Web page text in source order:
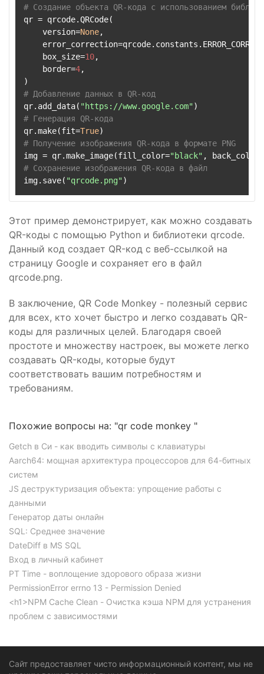
# Создание объекта QR-кода с использованием
qr = qrcode.QRCode(
    version=
None,
    box_size=
10,
    border=
4,
# Добавление данных в QR-код
qr.add_data( "https://www.google.com"
# Генерация QR-кода
qr.make(fit=True
# Получение изображения QR-кода в формате PNG
img = qr.make_image(fill_color="black" , back_color=
# Сохранение изображения QR-кода в файл
img.save( "qrcode.png"
Этот пример демонстрирует, как можно создавать
QR-коды с помощью Python и библиотеки qrcode.
Данный код создает QR-код с веб-ссылкой на
страницу Google и сохраняет его в файл
qrcode.png.
В заключение, QR Code Monkey - полезный сервис
для всех, кто хочет быстро и легко создавать QR-
коды для различных целей. Благодаря своей
простоте и множеству настроек, вы можете легко
создавать QR-коды, которые будут
соответствовать вашим потребностям и
требованиям.
Похожие вопросы на: "qr code monkey "
Getch в Си - как вводить символы с клавиатуры
Aarch64: мощная архитектура процессоров для 64-битных
систем
JS деструктуризация объекта: упрощение работы с
данными
Генератор даты онлайн
SQL: Среднее значение
DateDiff в MS SQL
Вход в личный кабинет
PT Time - воплощение здорового образа жизни
PermissionError errno 13 - Permission Denied
<h1>NPM Cache Clean - Очистка кэша NPM для устранения
проблем с зависимостями
Сайт предоставляет чисто информационный контент, мы не